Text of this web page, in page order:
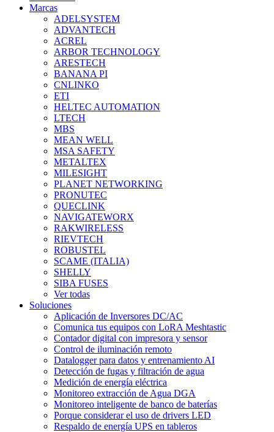
Marcas
ADELSYSTEM
ADVANTECH
ACREL
ARBOR TECHNOLOGY
ARESTECH
BANANA PI
CNLINKO
ETI
HELTEC AUTOMATION
LTECH
MBS
MEAN WELL
MSA SAFETY
METALTEX
MILESIGHT
PLANET NETWORKING
PRONUTEC
QUECLINK
NAVIGATEWORX
RAKWIRELESS
RIEVTECH
ROBUSTEL
SCAME (ITALIA)
SHELLY
SIBA FUSES
Ver todas
Soluciones
Aplicación de Inversores DC/AC
Comunica tus equipos con LoRA Meshtastic
Contador digital con impresora y sensor
Control de iluminación remoto
Datalogger para datos y entrenamiento AI
Detección de fugas y filtración de agua
Medición de energía eléctrica
Monitoreo extracción de Agua DGA
Monitoreo inteligente de banco de baterías
Porque considerar el uso de drivers LED
Respaldo de energía UPS en tableros